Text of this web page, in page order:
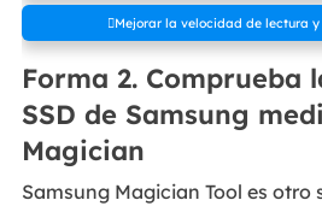
Mejorar la velocidad de lectura y
Forma 2. Comprueba
SSD de Samsung
Magician
Samsung Magician Tool es